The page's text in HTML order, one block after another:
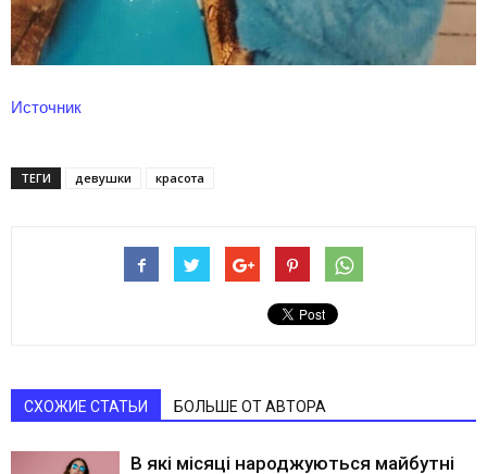
Источник
ТЕГИ девушки красота
СХОЖИЕ СТАТЬИ БОЛЬШЕ ОТ АВТОРА
В які місяці народжуються майбутні